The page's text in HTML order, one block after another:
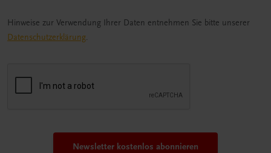
Hinweise zur Verwendung Ihrer Daten entnehmen Sie bitte unserer
Datenschutzerklärung.
Newsletter kostenlos abonnieren